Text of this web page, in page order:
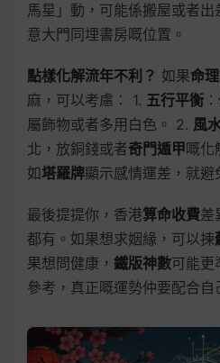
馬星」動，可能係搬屋或者出
意大門同埋書房嘅位置。
點樣化解流年不利？ 如果命
麻，可以考慮： 1. 五行平衡
屬飾物或者多用白色。 2. 風
北，放銅錢或者奇門遁甲嘅化
如塔羅牌顯示感情運差，就避
最後提提你，香港算命收費差
都有。如果想求姻緣，可以揀
果想問健康， 鐵版神數可能更
參考，真正嘅運勢仲要配合自